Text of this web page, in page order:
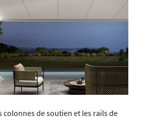
colonnes de soutien et les rails de